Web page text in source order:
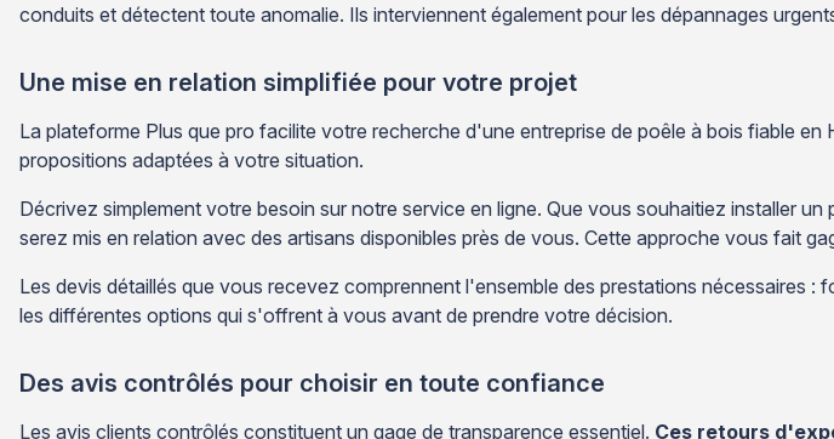
conduits et détectent toute anomalie. Ils interviennent également pour les dépannages
Une mise en relation simplifiée pour votre projet
La plateforme Plus que pro facilite votre recherche d'une entreprise de poêle à bois fiable en
propositions adaptées à votre situation.
Décrivez simplement votre besoin sur notre service en ligne. Que vous souhaitiez installer
serez mis en relation avec des artisans disponibles près de vous. Cette approche vous fait
Les devis détaillés que vous recevez comprennent l'ensemble des prestations nécessaires
les différentes options qui s'offrent à vous avant de prendre votre décision.
Des avis contrôlés pour choisir en toute confiance
Les avis clients contrôlés constituent un gage de transparence essentiel. Ces retours